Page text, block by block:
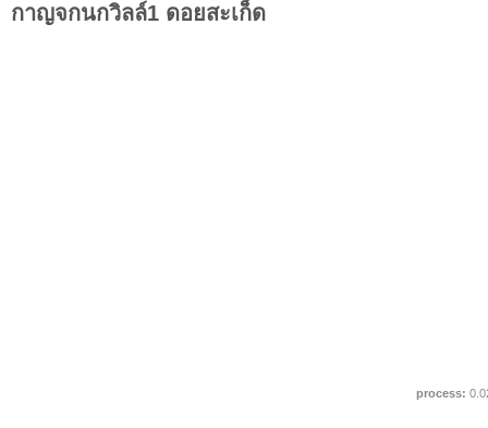
กาญจกนกวิลล์1 ดอยสะเก็ด
process: